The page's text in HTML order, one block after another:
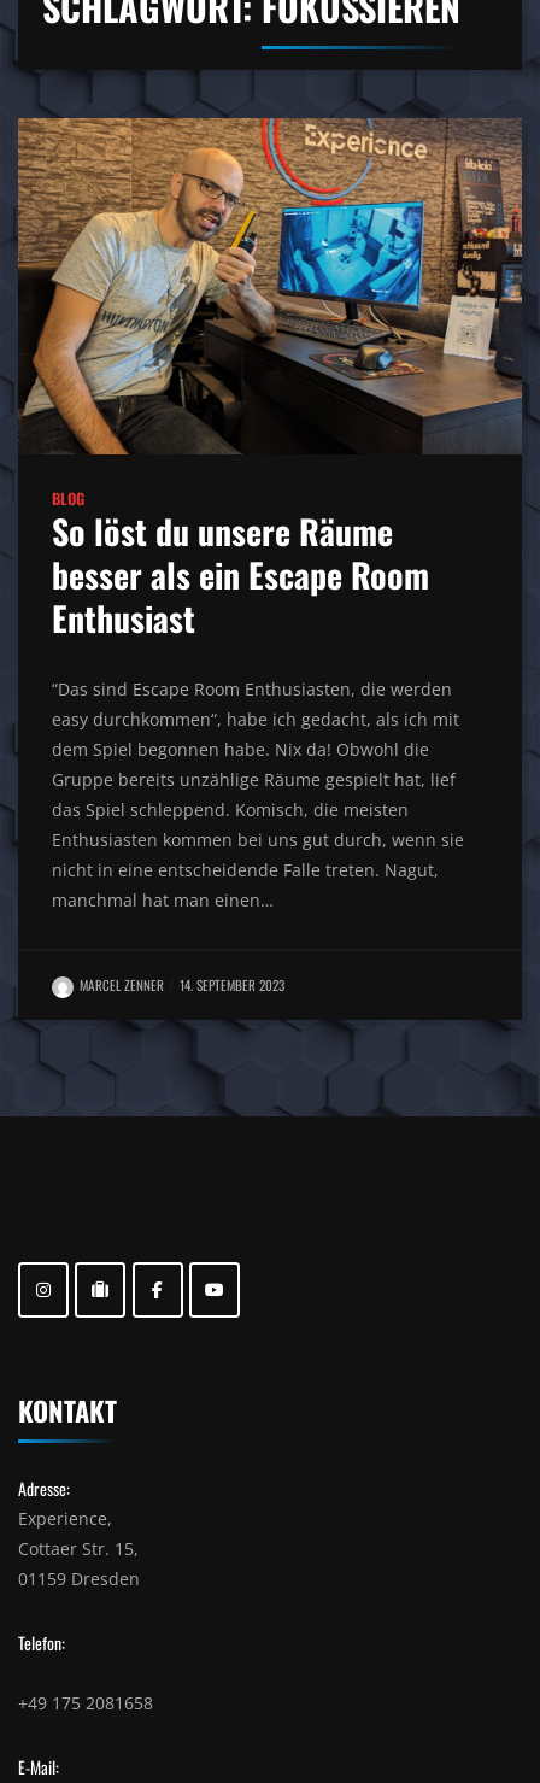
BLOG
So löst du unsere Räume
besser als ein Escape Room
Enthusiast
“Das sind Escape Room Enthusiasten, die werden
easy durchkommen“, habe ich gedacht, als ich mit
dem Spiel begonnen habe. Nix da! Obwohl die
Gruppe bereits unzählige Räume gespielt hat, lief
das Spiel schleppend. Komisch, die meisten
Enthusiasten kommen bei uns gut durch, wenn sie
nicht in eine entscheidende Falle treten. Nagut,
manchmal hat man einen…
MARCEL ZENNER 14. SEPTEMBER 2023
KONTAKT
Adresse:
Experience,
Cottaer Str. 15,
01159 Dresden
Telefon:
+49 175 2081658
E-Mail: